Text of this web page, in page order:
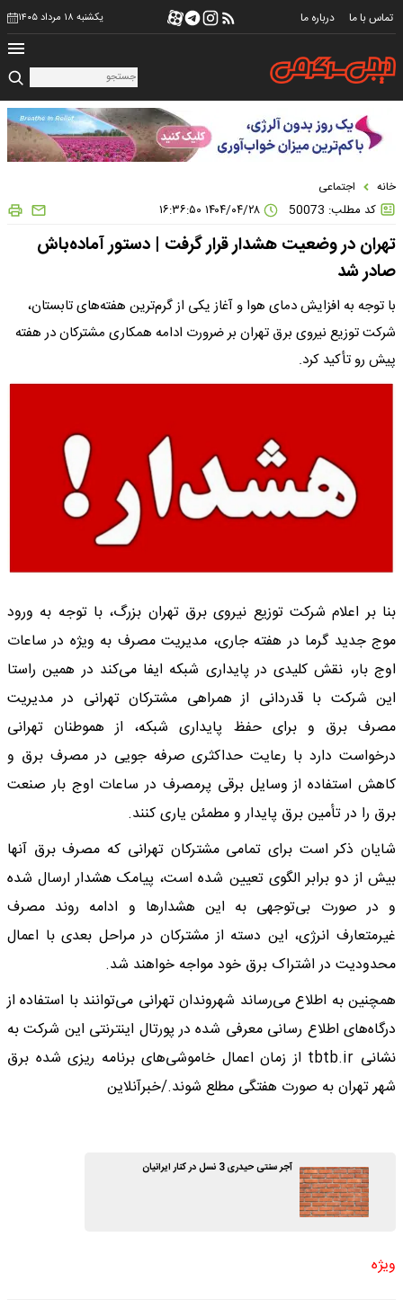
تماس با ما درباره ما یکشنبه ۱۸ مرداد ۱۴۰۵
خانه اجتماعی
کد مطلب: 50073
تهران در وضعیت هشدار قرار گرفت | دستور آماده‌باش
صادر شد
با توجه به افزایش دمای هوا و آغاز یکی از گرم‌ترین هفته‌های تابستان،
شرکت توزیع نیروی برق تهران بر ضرورت ادامه همکاری مشترکان در هفته
پیش رو تأکید کرد.
بنا بر اعلام شرکت توزیع نیروی برق تهران بزرگ، با توجه به ورود
موج جدید گرما در هفته جاری، مدیریت مصرف به ویژه در ساعات
اوج بار، نقش کلیدی در پایداری شبکه ایفا می‌کند در همین راستا
این شرکت با قدردانی از همراهی مشترکان تهرانی در مدیریت
مصرف برق و برای حفظ پایداری شبکه، از هموطنان تهرانی
درخواست دارد با رعایت حداکثری صرفه جویی در مصرف برق و
کاهش استفاده از وسایل برقی پرمصرف در ساعات اوج بار صنعت
برق را در تأمین برق پایدار و مطمئن یاری کنند.
شایان ذکر است برای تمامی مشترکان تهرانی که مصرف برق آنها
بیش از دو برابر الگوی تعیین شده است، پیامک هشدار ارسال شده
و در صورت بی‌توجهی به این هشدارها و ادامه روند مصرف
غیرمتعارف انرژی، این دسته از مشترکان در مراحل بعدی با اعمال
محدودیت در اشتراک برق خود مواجه خواهند شد.
همچنین به اطلاع می‌رساند شهروندان تهرانی می‌توانند با استفاده از
درگاه‌های اطلاع رسانی معرفی شده در پورتال اینترنتی این شرکت به
نشانی tbtb.ir از زمان اعمال خاموشی‌های برنامه ریزی شده برق
شهر تهران به صورت هفتگی مطلع شوند./خبرآنلاین
آجر سنتی حیدری 3 نسل در کنار ایرانیان
ویژه